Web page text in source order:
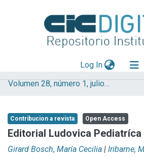
Log In(current)
Explorar
Aportar material
Statistics
Volumen 28, número 1, julio 2025
Contribucion a revista Open Access
Editorial Ludovica Pediatríca
Girard Bosch, María Cecilia | Iribarne,